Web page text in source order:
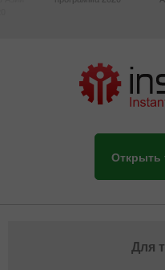
Открыть
Для